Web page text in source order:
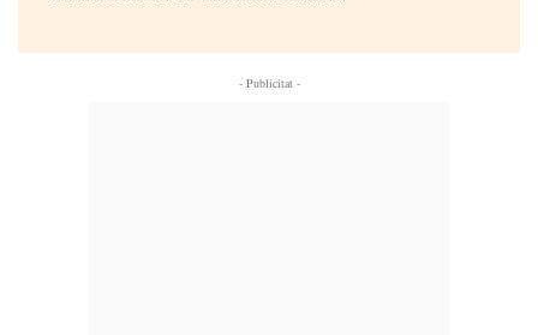
- Publicitat -